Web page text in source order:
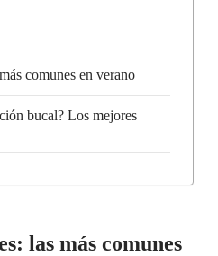
comunes en verano
bucal? Los mejores
las más comunes